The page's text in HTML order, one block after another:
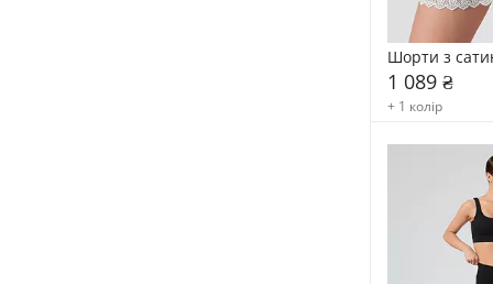
Шорти з
1 089 ₴
+ 1 колір